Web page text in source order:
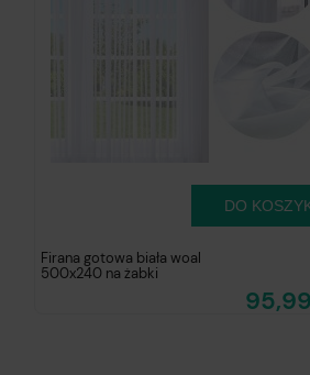
Firana gotowa biała woal
500x240 na żabki
DO